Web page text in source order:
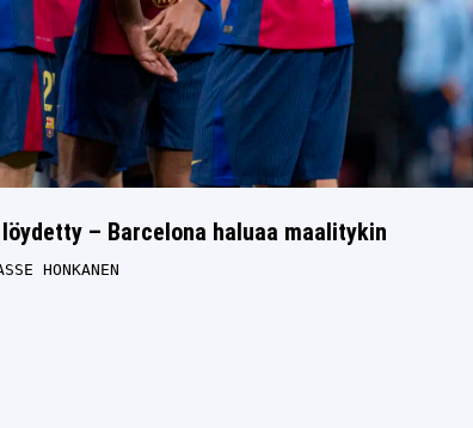
– Barcelona haluaa maalitykin
HONKANEN